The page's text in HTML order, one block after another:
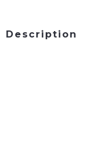
Description